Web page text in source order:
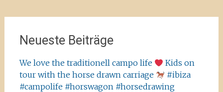
Neueste Beiträge
We love the traditionell campo life
Kids on
tour with the horse drawn carriage
#ibiza
#campolife #horswagon #horsedrawing